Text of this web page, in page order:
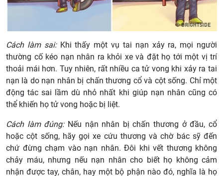
Cách làm sai: Khi thấy một vụ tai nạn xảy ra, mọi người
thường cố kéo nạn nhân ra khỏi xe và đặt họ tới một vị trí
thoải mái hơn. Tuy nhiên, rất nhiều ca tử vong khi xảy ra tai
nạn là do nạn nhân bị chấn thương cổ và cột sống. Chỉ một
động tác sai lầm dù nhỏ nhất khi giúp nạn nhân cũng có
thể khiến họ tử vong hoặc bị liệt.
Cách làm đúng:Nếu nận nhân bị chấn thương ở đầu, cổ
hoặc cột sống, hãy gọi xe cứu thương và chờ bác sỹ đến
chứ đừng chạm vào nạn nhân. Đôi khi vết thương không
chảy máu, nhưng nếu nạn nhân cho biết họ không cảm
nhận được tay, chân, hay một bộ phận nào đó, nghĩa là họ